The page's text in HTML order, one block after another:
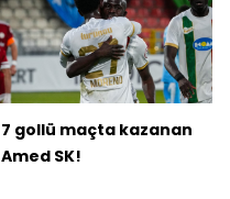
7 gollü maçta kazanan
Amed SK!